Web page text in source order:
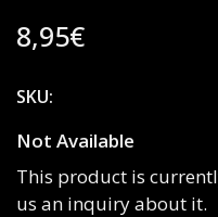
8,95€
SKU:
Not Available
This product is
us an inquiry about it.